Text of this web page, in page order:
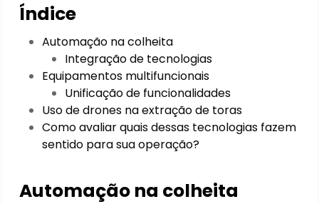
Índice
Automação na colheita
Integração de tecnologias
Equipamentos multifuncionais
Unificação de funcionalidades
Uso de drones na extração de toras
Como avaliar quais dessas tecnologias fazem
sentido para sua operação?
Automação na colheita